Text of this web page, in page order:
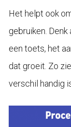
Het helpt ook
gebruiken.
een toets, het
dat groeit. Zo
verschil handig